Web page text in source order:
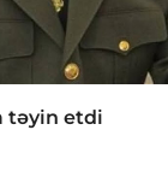
təyin etdi